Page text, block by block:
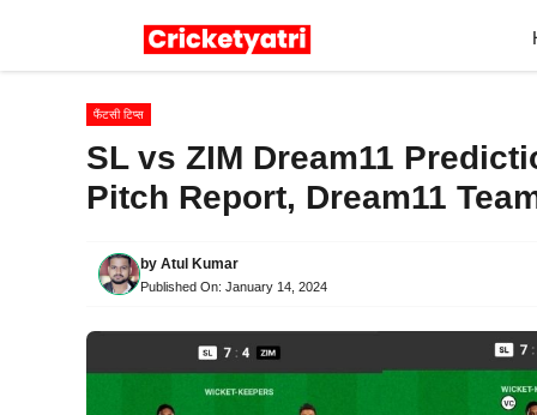
फैंटसी टिप्स
SL vs ZIM Dream11
Pitch Report, Dream11
by Atul Kumar
Published On: January 14, 2024